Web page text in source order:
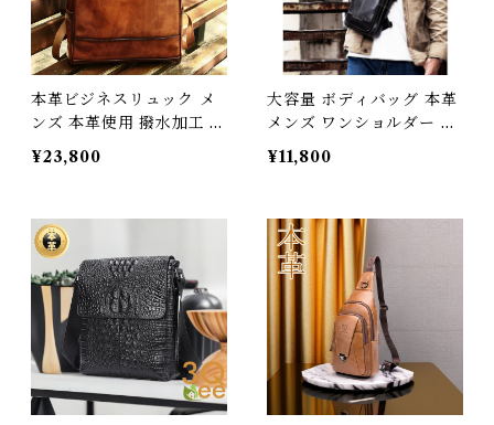
本革ビジネスリュック メ
ンズ 本革使用 撥水加工 ビ
ジネスリュックサック 15.
6インチ ワイド A4サイズ
ント 372248_qz
¥23,800
大容量 ボディバッグ 本革
メンズ ワンショルダー 斜
めがけ バッグ 厚手牛革 オ
イルレザー iPadmini収納
ならない レザーバッグ か
ばん 旅行 レジャー ビジネ
ス 旦那 夫 父 ギフト プレ
ゼント 送料無料 3Qee 35
¥11,800